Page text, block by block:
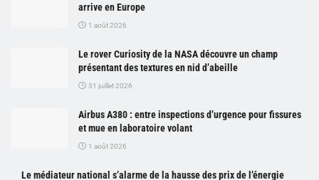
arrive en Europe
1 août 2026
Le rover Curiosity de la NASA découvre un champ
présentant des textures en nid d’abeille
31 juillet 2026
Airbus A380 : entre inspections d’urgence pour fissures
et mue en laboratoire volant
1 août 2026
Le médiateur national s’alarme de la hausse des prix de l’énergie